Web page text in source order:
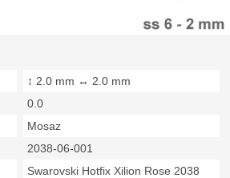
↕ 2.0 mm ↔ 2.0 mm
0.0
Mosaz
2038-06-001
Swarovski Hotfix Xilion Rose 2038